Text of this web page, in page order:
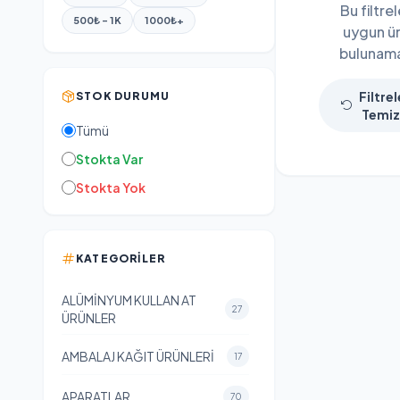
500₺ - 1K 1000₺+
STOK DURUMU
Tümü
Stokta Var
Stokta Yok
KATEGORILER
ALÜMİNYUM KULLAN AT
ÜRÜNLER
27
AMBALAJ KAĞIT ÜRÜNLERİ 17
APARATLAR 70
Bu
uygun